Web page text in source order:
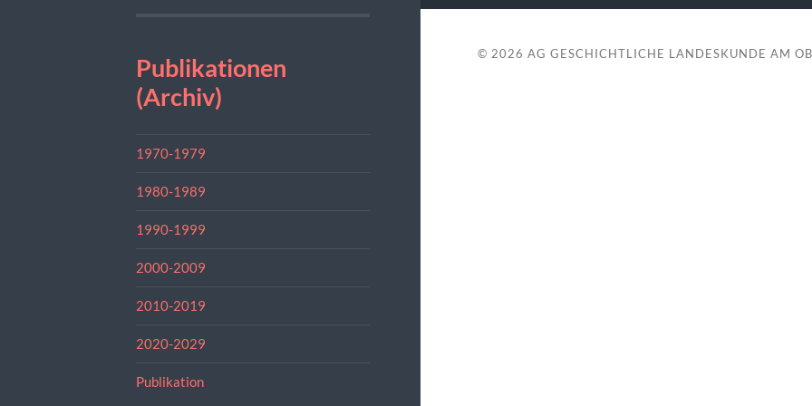
Publikationen
(Archiv)
1970-1979
1980-1989
1990-1999
2000-2009
2010-2019
2020-2029
Publikation
© 2026 AG GESCHICHTLICHE LANDESKUNDE AM